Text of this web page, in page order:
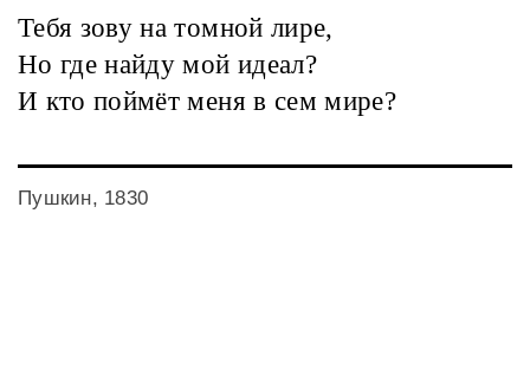
Тебя зову на томной лире,
Но где найду мой идеал?
И кто поймёт меня в сем мире?
Пушкин, 1830